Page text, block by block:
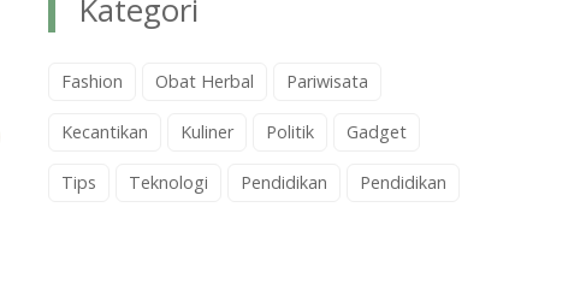
Kategori
Fashion Obat Herbal Pariwisata
Kecantikan Kuliner Politik Gadget
Tips Teknologi Pendidikan Pendidikan